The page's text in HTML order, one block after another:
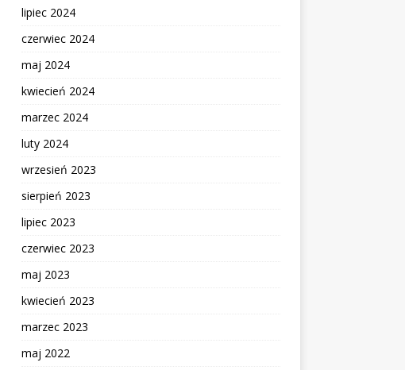
lipiec 2024
czerwiec 2024
maj 2024
kwiecień 2024
marzec 2024
luty 2024
wrzesień 2023
sierpień 2023
lipiec 2023
czerwiec 2023
maj 2023
kwiecień 2023
marzec 2023
maj 2022